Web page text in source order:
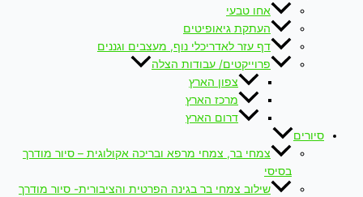
אחו טבעי
העתקת גיאופיטים
דף עזר לאדריכלי נוף, מעצבים וגננים
פרוייקטים/ עבודות הצלה
צפון הארץ
מרכז הארץ
דרום הארץ
סיורים
צמחי בר, צמחי מרפא ובריכה אקולוגית – סיור מודרך
בסיסי
שילוב צמחי בר בגינה הפרטית והציבורית- סיור מודרך